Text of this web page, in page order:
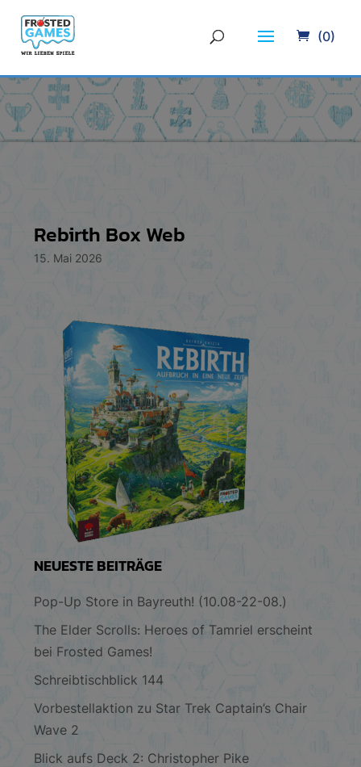
(0)
Rebirth Box Web
15. Mai 2026
NEUESTE BEITRÄGE
Pop-Up Store in Bayreuth! (10.08-22-08.)
The Elder Scrolls: Heroes of Tamriel erscheint
bei Frosted Games!
Schreibtischblick 144
Vorbestellaktion zu Star Trek Captain’s Chair
Wave 2
Blick aufs Deck 2: Christopher Pike